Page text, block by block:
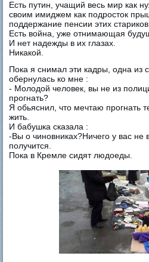
Есть путин, учащий весь мир как
своим имиджем как подросток
поддержание пенсии этих
Есть война, уже отнимающая
И нет надежды в их глазах.
Никакой.
Пока я снимал эти кадры, одна из
обернулась ко мне :
- Молодой человек, вы не из
прогнать?
Я обьяснил, что мечтаю прогнать
жить.
И бабушка сказала :
-Вы о чиновниках?Ничего у вас не
получится.
Пока в Кремле сидят людоеды.